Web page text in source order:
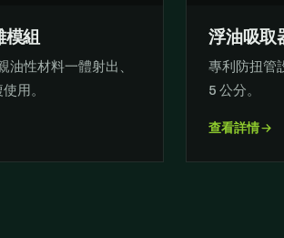
組
油性材料一體射出、
用。
浮油吸取
專利防扭管
5 公分。
查看詳情